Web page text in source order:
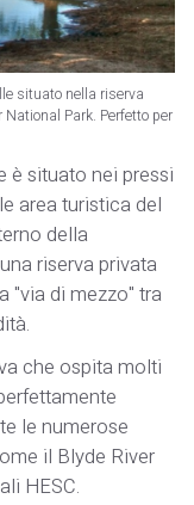
situato nella riserva
Park. Perfetto per
è situato nei pressi
area turistica del
della
riserva privata
"via di mezzo" tra
che ospita molti
le numerose
il Blyde River
HESC.